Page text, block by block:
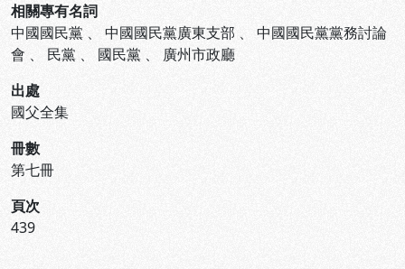
相關專有名詞
中國國民黨 、 中國國民黨廣東支部 、 中國國民黨黨務討論
會 、 民黨 、 國民黨 、 廣州市政廳
出處
國父全集
冊數
第七冊
頁次
439